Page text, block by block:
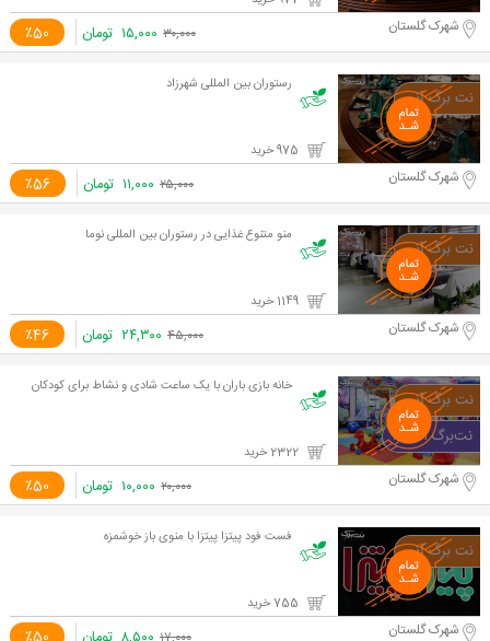
٪50 شهرک گلستان ۳۰,۰۰۰ ۱۵,۰۰۰ تومان
رستوران بین المللی شهرزاد
٪56 شهرک گلستان ۲۵,۰۰۰ ۱۱,۰۰۰ تومان
منو متنوع غذایی در رستوران بین المللی نوما
٪46 شهرک گلستان ۴۵,۰۰۰ ۲۴,۳۰۰ تومان
خانه بازی باران با یک ساعت شادی و نشاط برای کودکان
٪50 شهرک گلستان ۲۰,۰۰۰ ۱۰,۰۰۰ تومان
فست فود پیتزا پیتزا با منوی باز خوشمزه
شهرک گلستان